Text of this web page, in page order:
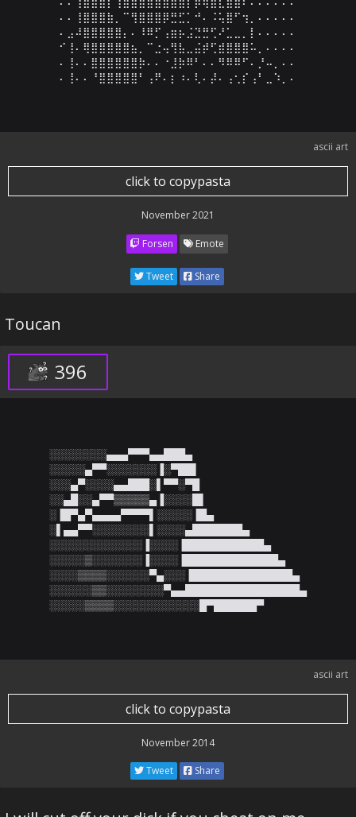
⠄⠄⢸⣿⣿⣿⣷⡀⠉⢻⣿⣿⣿⡿⣛⣋⡁⠚⠄⠨⢥⣿⠋⢲⡀⠄⠄⠄⠄⠄
⠄⣠⠼⣿⣿⣿⣿⣿⡄⠄⠸⠿⡋⢠⣶⡦⣨⣙⣛⢋⠜⣁⣀⡀⡇⠄⠄⠄⠄⠄
⠊⢸⠄⢿⣿⣿⣿⣿⣿⣦⡀⠉⣐⢤⢻⣧⣀⣬⡾⢋⣾⣿⣿⣿⠥⡀⠄⠄⠄⠄
⠄⢸⠄⠄⣿⣿⣿⣿⣿⣿⡷⠄⠄⠐⣸⡷⠿⠃⠄⠄⠻⠿⠿⠋⠄⡘⠤⡀⠄⠄
⠄⢸⠄⠄⠘⣿⣿⣿⣿⣿⠃⢠⠟⠄⡆⠰⠄⢇⠄⡼⠄⢠⢂⡎⢠⠃⣀⠱⡀⠄
ascii art
click to copypasta
November 2021
Forsen Emote
Tweet Share
Toucan
396
░░░░░░░░▄▄▄▀▀▀▄▄███▄
░░░░░▄▀▀░░░░░░░▐░▀██▌
░░░▄▀░░░░▄▄███░▌▀▀░▀█
░░▄█░░▄▀▀▒▒▒▒▒▄▐░░░░█▌
░▐█▀▄▀▄▄▄▄▀▀▀▀▌░░░░░▐█▄
░▌▄▄▀▀░░░░░░░░▌░░░░▄███████▄
░░░░░░░░░░░░░▐░░░░▐███████████▄
░░░░░▒░░░░░░░▐░░░░▐█████████████▄
░░░░▒▒▒▒░░░░░░▀▄░░░▐██████████████▄
░░░░░░▒▒░░░░░░░░▀▄▄████████████████▄
░░░░░▒▒▒▒░░░░░░░░░░░░█▀██████▀
ascii art
click to copypasta
November 2014
Tweet Share